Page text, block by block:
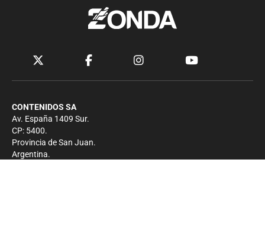
CONTENIDOS SA
Av. España 1409 Sur.
CP: 5400.
Provincia de San Juan.
Argentina.